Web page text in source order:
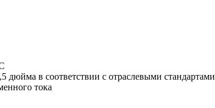
дюйма в соответствии с отраслевыми стандартами
тока